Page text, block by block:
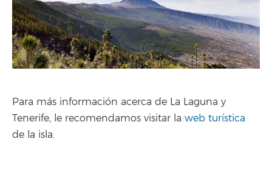
Para más información acerca de La Laguna y
Tenerife, le recomendamos visitar la web turística
de la isla.